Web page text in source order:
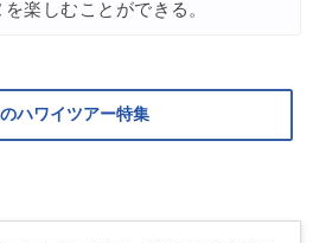
楽しむことができる。
ハワイツアー特集